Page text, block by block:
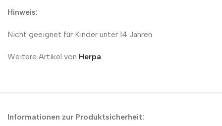
Hinweis:
Nicht geeignet für Kinder unter 14 Jahren
Weitere Artikel von Herpa
Informationen zur Produktsicherheit: